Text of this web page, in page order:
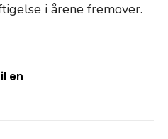
i årene fremover.
en